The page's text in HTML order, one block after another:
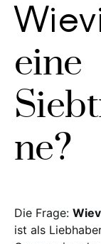
eine
ne?
Die Frage:
ist als